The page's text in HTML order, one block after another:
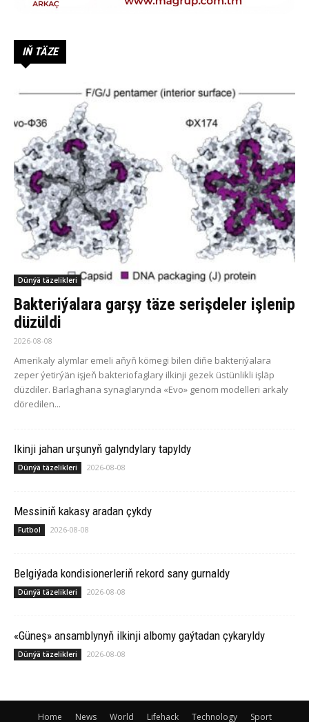
IŇ TÄZE
Dünýä täzelikleri
Bakteriýalara garşy täze serişdeler işlenip
düzüldi
2026-08-08
Amerikaly alymlar emeli aňyň kömegi bilen diňe bakteriýalara
zeper ýetirýän işjeň bakteriofaglary ilkinji gezek üstünlikli işläp
düzdiler. Barlaghana synaglarynda «Evo» genom modelleri arkaly
döredilen...
Ikinji jahan urşunyň galyndylary tapyldy
Dünýä täzelikleri 2026-08-08
Messiniň kakasy aradan çykdy
Futbol 2026-08-08
Belgiýada kondisionerleriň rekord sany gurnaldy
Dünýä täzelikleri 2026-08-08
«Güneş» ansamblynyň ilkinji albomy gaýtadan çykaryldy
Dünýä täzelikleri 2026-08-08
Home News World Lifehack Technology Sport